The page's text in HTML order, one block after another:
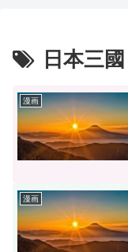
日本三國
漫画
漫画